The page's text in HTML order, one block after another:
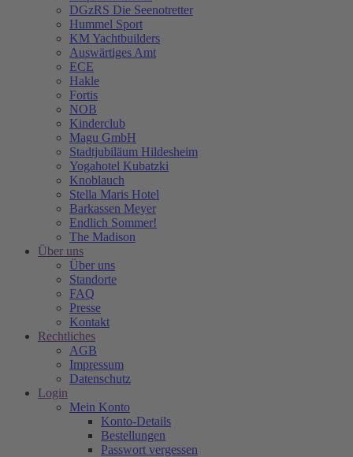
DGzRS Die Seenotretter
Hummel Sport
KM Yachtbuilders
Auswärtiges Amt
ECE
Hakle
Fortis
NOB
Kinderclub
Magu GmbH
Stadtjubiläum Hildesheim
Yogahotel Kubatzki
Knoblauch
Stella Maris Hotel
Barkassen Meyer
Endlich Sommer!
The Madison
Über uns
Über uns
Standorte
FAQ
Presse
Kontakt
Rechtliches
AGB
Impressum
Datenschutz
Login
Mein Konto
Konto-Details
Bestellungen
Passwort vergessen